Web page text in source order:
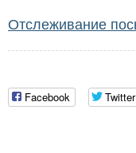
Отслеживание
Facebook Twitter